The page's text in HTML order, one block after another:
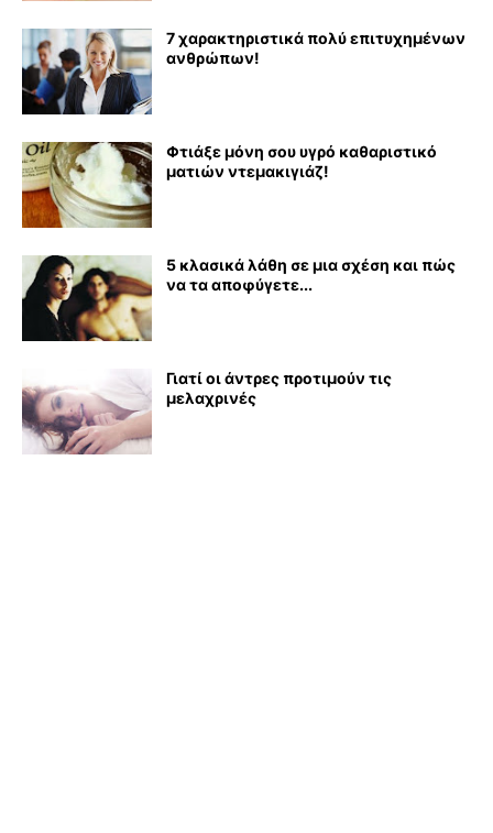
7 χαρακτηριστικά πολύ επιτυχημένων
ανθρώπων!
Φτιάξε μόνη σου υγρό καθαριστικό
ματιών ντεμακιγιάζ!
5 κλασικά λάθη σε μια σχέση και πώς
να τα αποφύγετε...
Γιατί οι άντρες προτιμούν τις
μελαχρινές